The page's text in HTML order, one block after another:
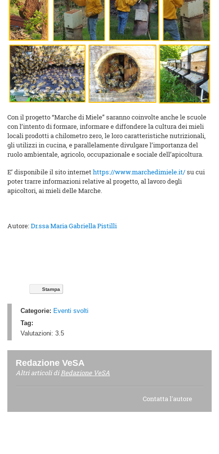
Con il progetto “Marche di Miele” saranno coinvolte anche le scuole
con l’intento di formare, informare e diffondere la cultura dei mieli
locali prodotti a chilometro zero, le loro caratteristiche nutrizionali,
gli utilizzi in cucina, e parallelamente divulgare l’importanza del
ruolo ambientale, agricolo, occupazionale e sociale dell’apicoltura.
E’ disponibile il sito internethttps://www.marchedimiele.it/su cui
poter trarre informazioni relative al progetto, al lavoro degli
apicoltori, ai mieli delle Marche.
Autore:Dr.ssa Maria Gabriella Pistilli
Stampa
Categorie: Eventi svolti
Tag:
Valutazioni: 3.5
Redazione VeSA
Altri articoli diRedazione VeSA
Contatta l'autore